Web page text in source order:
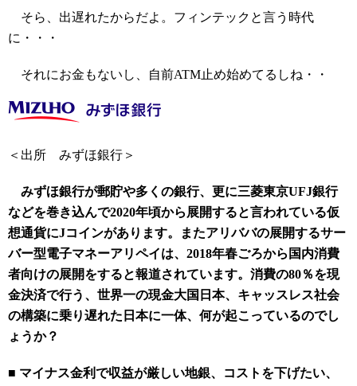
そら、出遅れたからだよ。フィンテックと言う時代
に・・・
それにお金もないし、自前ATM止め始めてるしね・・
＜出所 みずほ銀行＞
みずほ銀行が郵貯や多くの銀行、更に三菱東京UFJ銀行
などを巻き込んで2020年頃から展開すると言われている仮
想通貨にJコインがあります。またアリババの展開するサー
バー型電子マネーアリペイは、 2018年春ごろから国内消費
者向けの展開をすると報道されています。消費の80％を現
金決済で行う、世界一の現金大国日本、キャッスレス社会
の構築に乗り遅れた日本に一体、何が起こっているのでし
ょうか？
■ マイナス金利で収益が厳しい地銀、コストを下げたい、